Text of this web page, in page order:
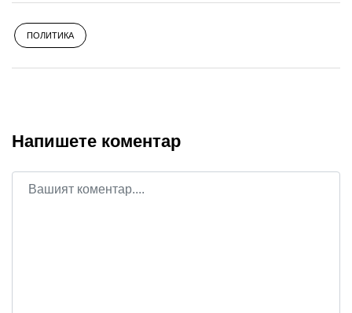
ПОЛИТИКА
Напишете коментар